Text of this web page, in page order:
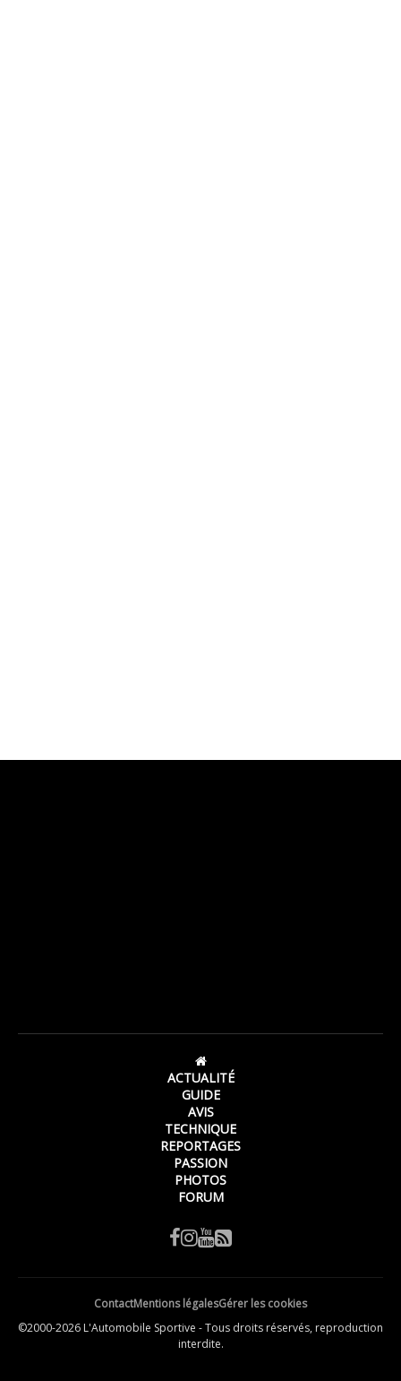
ACTUALITÉ
GUIDE
AVIS
TECHNIQUE
REPORTAGES
PASSION
PHOTOS
FORUM
ContactMentions légalesGérer les cookies
©2000-2026 L'Automobile Sportive - Tous droits réservés, reproduction
interdite.